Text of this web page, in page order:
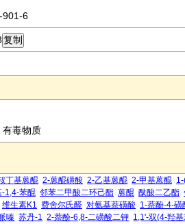
901-6
有毒物质
丁基蒽醌 2-蒽醌磺酸 2-乙基蒽醌 2-甲基蒽醌
1,4-苯醌 邻苯二甲酸二环己酯 蒽醌 酞酸二乙酯
维生素K1 费舍尔氏醛 对氨基萘磺酸 1-萘酚-4-磺
嗪 苏丹-1 2-萘酚-6,8-二磺酸二钾 1,1'-双(4-羟